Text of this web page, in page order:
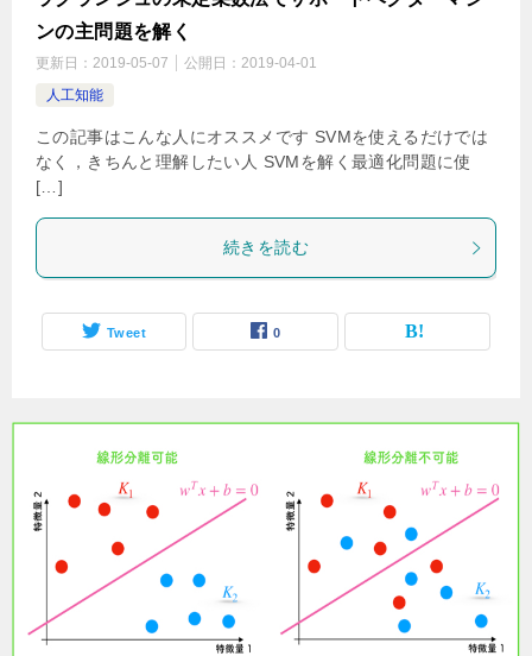
ンの主問題を解く
更新日： 2019-05-07 公開日： 2019-04-01
人工知能
この記事はこんな人にオススメです SVMを使えるだけでは
なく，きちんと理解したい人 SVMを解く最適化問題に使
[…]
続きを読む
Tweet 0